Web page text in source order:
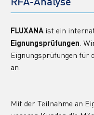
FLUXANA
Eignungsprüfungen .
Eignungsprüfungen für
an.
Mit der Teilnahme an